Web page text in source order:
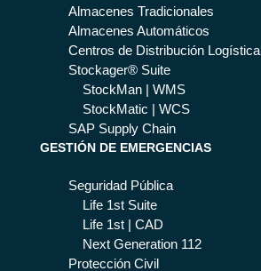
Almacenes Tradicionales
Almacenes Automáticos
Centros de Distribución Logística
Stockager® Suite
StockMan | WMS
StockMatic | WCS
SAP Supply Chain
GESTIÓN DE EMERGENCIAS
Seguridad Pública
Life 1st Suite
Life 1st | CAD
Next Generation 112
Protección Civil